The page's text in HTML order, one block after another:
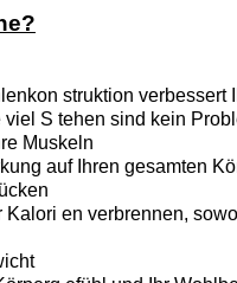
struktion
viel S tehen sind kein
Muskeln
auf Ihren gesamten
Kalori en verbrennen,